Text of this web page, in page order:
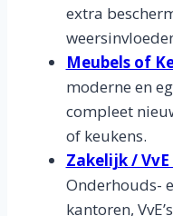
extra
Meubels of
moderne en
compleet
of keukens.
Zakelijk /
Onderhouds-
kantoren,